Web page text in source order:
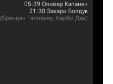
05:39 Оливер Капанен
21:30 Захари Болдук
(Брендан Галлахер, Кирби Дах)